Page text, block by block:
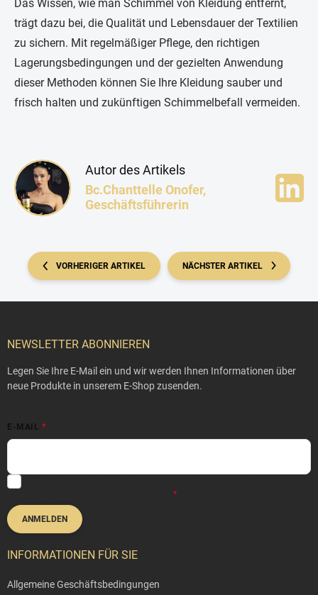
Das Wissen, wie man Schimmel von Kleidung entfernt,
trägt dazu bei, die Qualität und Lebensdauer der Textilien
zu sichern. Mit regelmäßiger Pflege, den richtigen
Lagerungsbedingungen und der gezielten Anwendung
dieser Methoden können Sie Ihre Kleidung sauber und
frisch halten und zukünftigen Schimmelbefall vermeiden.
Autor des Artikels
Bc.Chanttelle Onofer,
Geschäftsführerin
VORHERIGER ARTIKEL NÄCHSTER ARTIKEL
ßNEWSLETTER ABONNIEREN
Legen Sie Ihre E-Mail ein und wir werden Ihnen Informationen über
neue Produkte in unserem E-Shop zusenden.
E-MAIL
ANMELDEN
INFORMATIONEN FÜR SIE
Allgemeine Geschäftsbedingungen